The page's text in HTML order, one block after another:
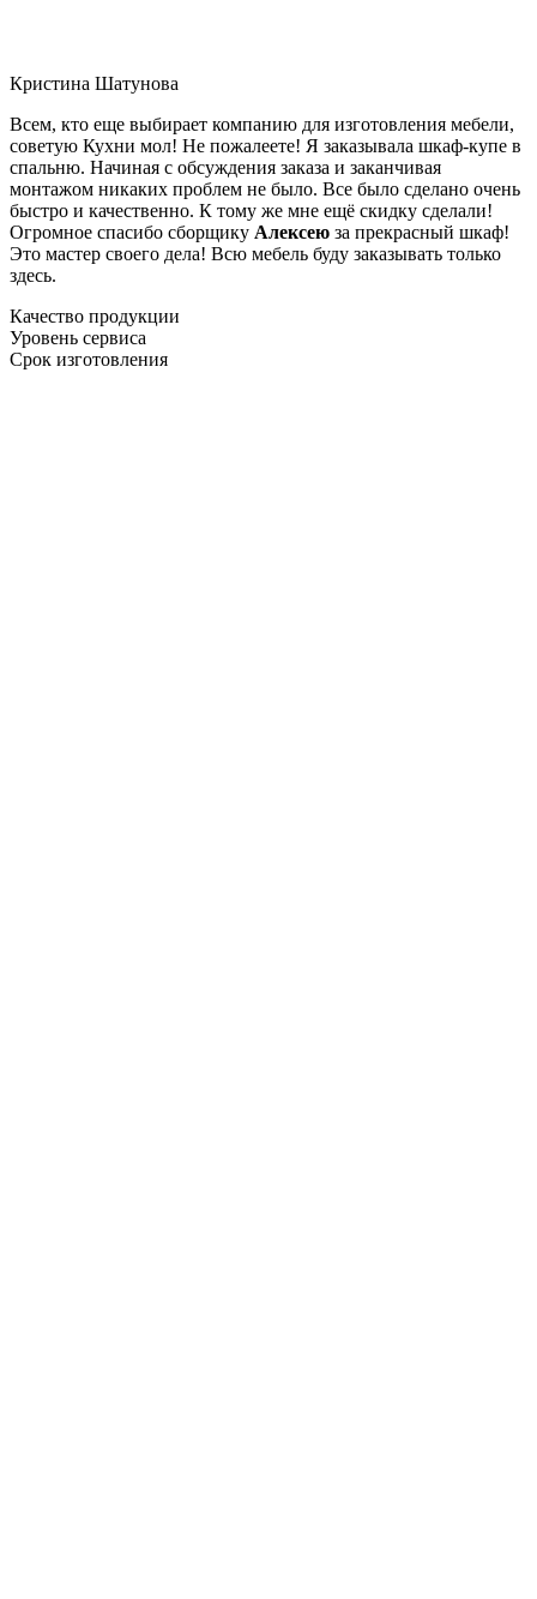
Кристина Шатунова
Всем, кто еще выбирает компанию для изготовления мебели,
советую Кухни мол! Не пожалеете! Я заказывала шкаф-купе в
спальню. Начиная с обсуждения заказа и заканчивая
монтажом никаких проблем не было. Все было сделано очень
быстро и качественно. К тому же мне ещё скидку сделали!
Огромное спасибо сборщику Алексею за прекрасный шкаф!
Это мастер своего дела! Всю мебель буду заказывать только
здесь.
Качество продукции
Уровень сервиса
Срок изготовления